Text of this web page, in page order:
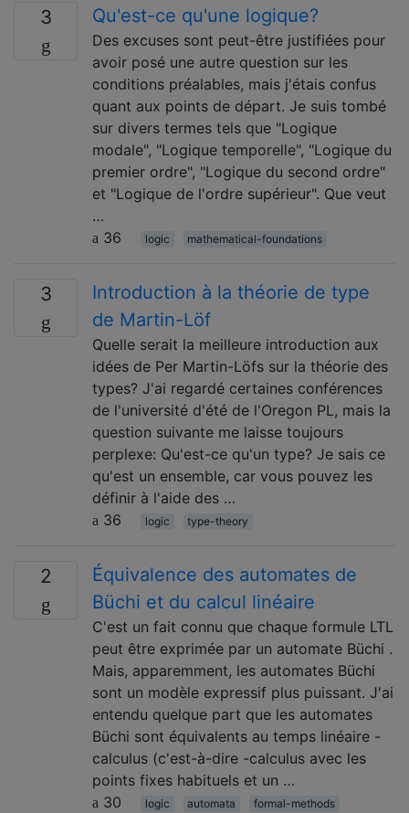
3 Qu'est-ce qu'une logique?
Des excuses sont peut-être justifiées pour
avoir posé une autre question sur les
conditions préalables, mais j'étais confus
quant aux points de départ. Je suis tombé
sur divers termes tels que "Logique
modale", "Logique temporelle", "Logique du
premier ordre", "Logique du second ordre"
et "Logique de l'ordre supérieur". Que veut
…
36
logic mathematical-foundations
3
Introduction à la théorie de type
de Martin-Löf
Quelle serait la meilleure introduction aux
idées de Per Martin-Löfs sur la théorie des
types? J'ai regardé certaines conférences
de l'université d'été de l'Oregon PL, mais la
question suivante me laisse toujours
perplexe: Qu'est-ce qu'un type? Je sais ce
qu'est un ensemble, car vous pouvez les
définir à l'aide des …
36
logic type-theory
2
Équivalence des automates de
Büchi et du calcul linéaire
C'est un fait connu que chaque formule LTL
peut être exprimée par un automate Büchi .
Mais, apparemment, les automates Büchi
sont un modèle expressif plus puissant. J'ai
entendu quelque part que les automates
Büchi sont équivalents au temps linéaire -
calculus (c'est-à-dire -calculus avec les
points fixes habituels et un …
30
logic automata
formal-methods